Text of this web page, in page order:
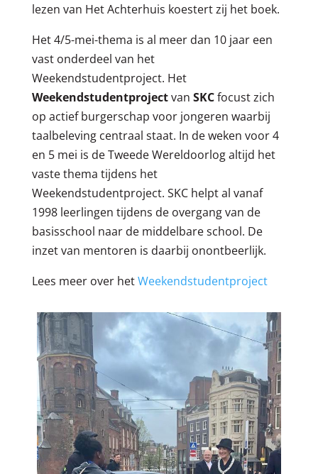
lezen van Het Achterhuis koestert zij het boek.
Het 4/5-mei-thema is al meer dan 10 jaar een
vast onderdeel van het
Weekendstudentproject. Het
Weekendstudentprojectvan SKCfocust zich
op actief burgerschap voor jongeren waarbij
taalbeleving centraal staat. In de weken voor 4
en 5 mei is de Tweede Wereldoorlog altijd het
vaste thema tijdens het
Weekendstudentproject. SKC helpt al vanaf
1998 leerlingen tijdens de overgang van de
basisschool naar de middelbare school. De
inzet van mentoren is daarbij onontbeerlijk.
Lees meer over hetWeekendstudentproject